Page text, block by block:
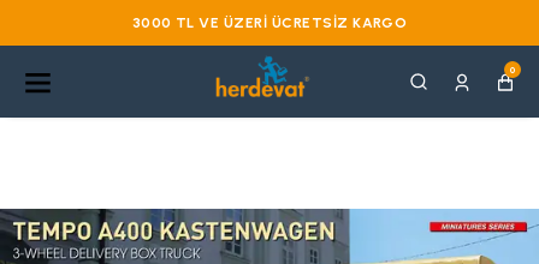
3000 TL VE ÜZERI ÜCRETSIZ KARGO
0